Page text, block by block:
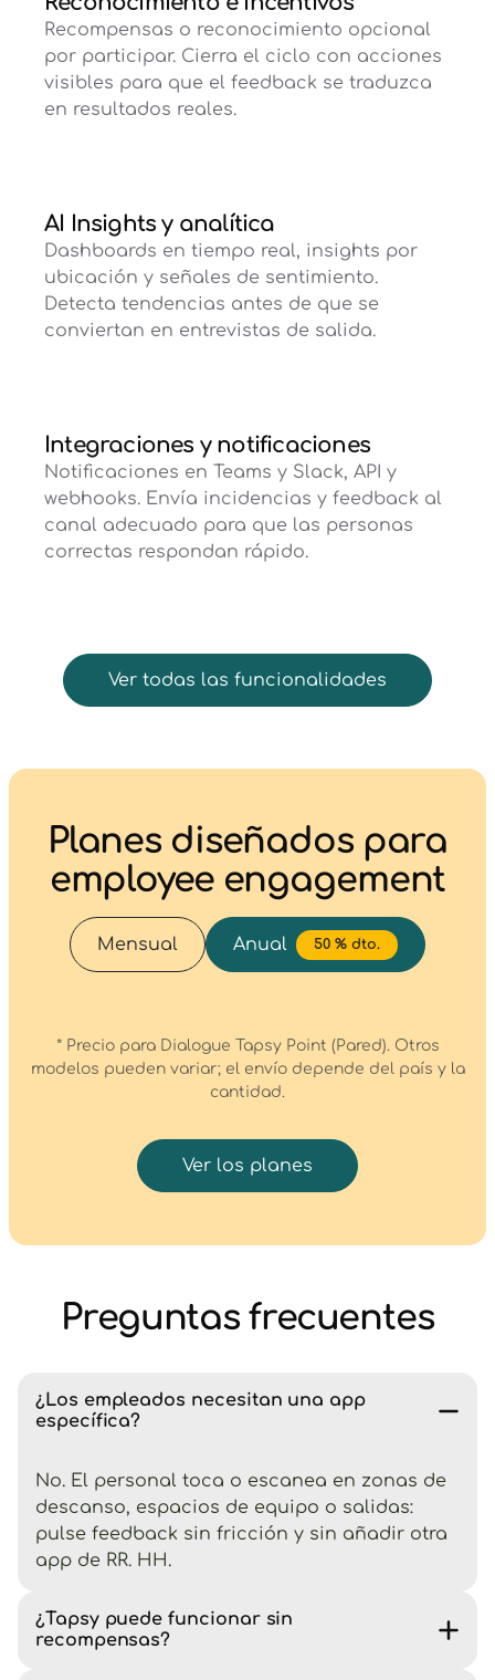
Recompensas o reconocimiento opcional
por participar. Cierra el ciclo con acciones
visibles para que el feedback se traduzca
en resultados reales.
AI Insights y analítica
Dashboards en tiempo real, insights por
ubicación y señales de sentimiento.
Detecta tendencias antes de que se
conviertan en entrevistas de salida.
Integraciones y notificaciones
Notificaciones en Teams y Slack, API y
webhooks. Envía incidencias y feedback al
canal adecuado para que las personas
correctas respondan rápido.
Ver todas las funcionalidades
Planes diseñados para
employee engagement
Mensual Anual 50 % dto.
* Precio para Dialogue Tapsy Point (Pared). Otros
modelos pueden variar; el envío depende del país y la
cantidad.
Ver los planes
Preguntas frecuentes
¿Los empleados necesitan una app
específica?
No. El personal toca o escanea en zonas de
descanso, espacios de equipo o salidas:
pulse feedback sin fricción y sin añadir otra
app de RR. HH.
¿Tapsy puede funcionar sin
recompensas?